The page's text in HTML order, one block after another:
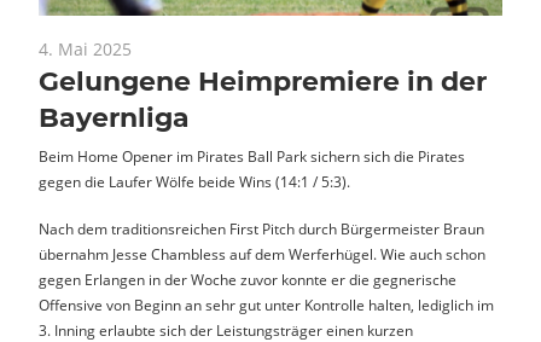
4. Mai 2025
Gelungene Heimpremiere in der
Bayernliga
Beim Home Opener im Pirates Ball Park sichern sich die Pirates
gegen die Laufer Wölfe beide Wins (14:1 / 5:3).
Nach dem traditionsreichen First Pitch durch Bürgermeister Braun
übernahm Jesse Chambless auf dem Werferhügel. Wie auch schon
gegen Erlangen in der Woche zuvor konnte er die gegnerische
Offensive von Beginn an sehr gut unter Kontrolle halten, lediglich im
3. Inning erlaubte sich der Leistungsträger einen kurzen